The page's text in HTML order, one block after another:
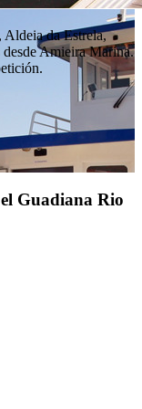
Aldeia da Estrela,
Amieira Marina.
Guadiana Rio